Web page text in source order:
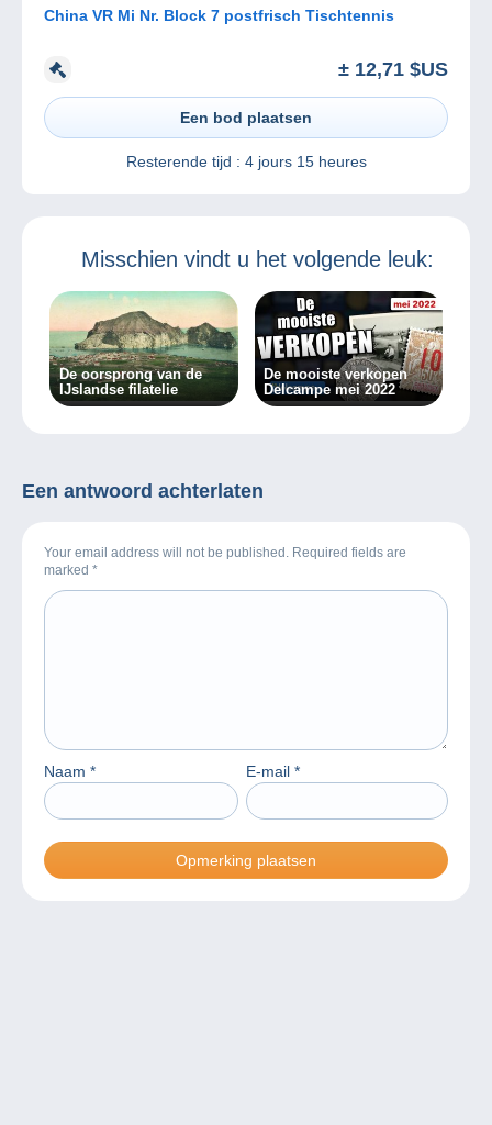
China VR Mi Nr. Block 7 postfrisch Tischtennis
± 12,71 $US
Een bod plaatsen
Resterende tijd : 4 jours 15 heures
Misschien vindt u het volgende leuk:
De oorsprong van de
IJslandse filatelie
De mooiste verkopen
Delcampe mei 2022
Een antwoord achterlaten
Your email address will not be published. Required fields are
marked *
Naam * E-mail *